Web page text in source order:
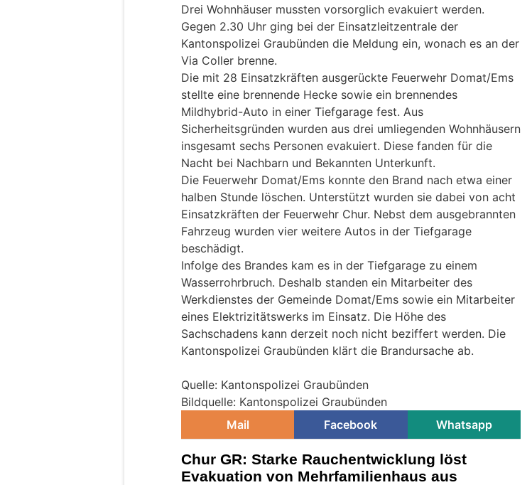
Drei Wohnhäuser mussten vorsorglich evakuiert werden.
Gegen 2.30 Uhr ging bei der Einsatzleitzentrale der
Kantonspolizei Graubünden die Meldung ein, wonach es an der
Via Coller brenne.
Die mit 28 Einsatzkräften ausgerückte Feuerwehr Domat/Ems
stellte eine brennende Hecke sowie ein brennendes
Mildhybrid-Auto in einer Tiefgarage fest. Aus
Sicherheitsgründen wurden aus drei umliegenden Wohnhäusern
insgesamt sechs Personen evakuiert. Diese fanden für die
Nacht bei Nachbarn und Bekannten Unterkunft.
Die Feuerwehr Domat/Ems konnte den Brand nach etwa einer
halben Stunde löschen. Unterstützt wurden sie dabei von acht
Einsatzkräften der Feuerwehr Chur. Nebst dem ausgebrannten
Fahrzeug wurden vier weitere Autos in der Tiefgarage
beschädigt.
Infolge des Brandes kam es in der Tiefgarage zu einem
Wasserrohrbruch. Deshalb standen ein Mitarbeiter des
Werkdienstes der Gemeinde Domat/Ems sowie ein Mitarbeiter
eines Elektrizitätswerks im Einsatz. Die Höhe des
Sachschadens kann derzeit noch nicht beziffert werden. Die
Kantonspolizei Graubünden klärt die Brandursache ab.
Quelle: Kantonspolizei Graubünden
Bildquelle: Kantonspolizei Graubünden
Mail
Facebook Whatsapp
Chur GR: Starke Rauchentwicklung löst
Evakuation von Mehrfamilienhaus aus